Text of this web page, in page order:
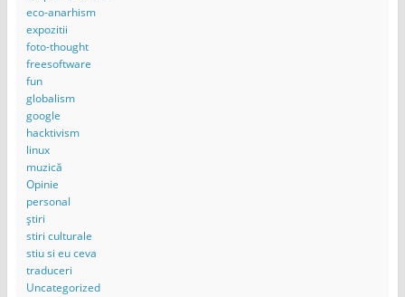
eco-anarhism
expozitii
foto-thought
freesoftware
fun
globalism
google
hacktivism
linux
muzică
Opinie
personal
știri
stiri culturale
stiu si eu ceva
traduceri
Uncategorized